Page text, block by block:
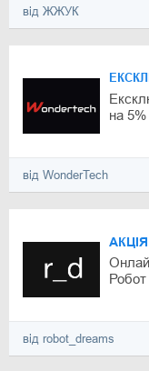
від ЖЖУК
на
від WonderTech
АКЦІЯ
Робот
від robot_dreams